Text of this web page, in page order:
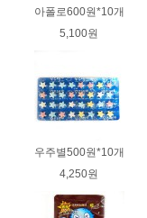
아폴로600원*10개
5,100원
우주별500원*10개
4,250원